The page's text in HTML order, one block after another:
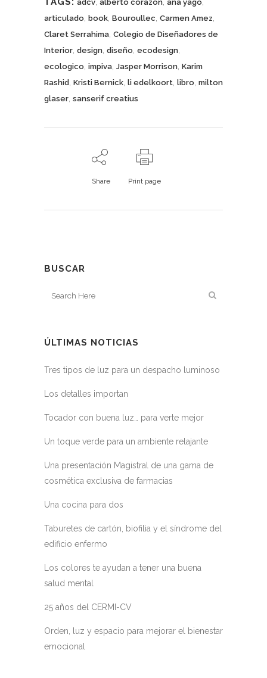
adcv, alberto corazon, ana yago,
articulado, book, Bouroullec, Carmen Amez,
Claret Serrahima, Colegio de Diseñadores de
Interior, design, diseño, ecodesign,
ecologico, impiva, Jasper Morrison, Karim
Rashid , Kristi Bernick, li edelkoort, libro, milton
glaser, sanserif creatius
Share Print page
BUSCAR
ÚLTIMAS NOTICIAS
Tres tipos de luz para un despacho luminoso
Los detalles importan
Tocador con buena luz… para verte mejor
Un toque verde para un ambiente relajante
Una presentación Magistral de una gama de
cosmética exclusiva de farmacias
Una cocina para dos
Taburetes de cartón, biofilia y el síndrome del
edificio enfermo
Los colores te ayudan a tener una buena
salud mental
25 años del CERMI-CV
Orden, luz y espacio para mejorar el bienestar
emocional